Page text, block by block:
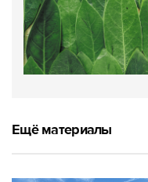
Ещё материалы